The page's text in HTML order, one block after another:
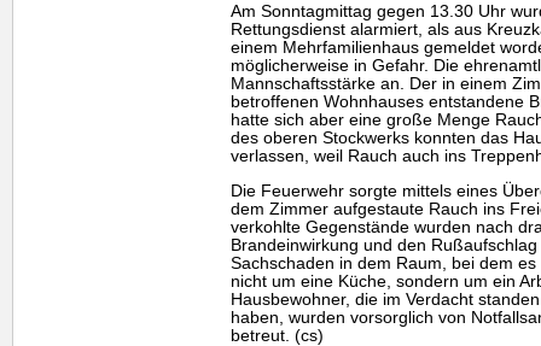
Am Sonntagmittag gegen 13.30 Uhr
Rettungsdienst alarmiert, als aus
einem Mehrfamilienhaus gemeldet
möglicherweise in Gefahr. Die
Mannschaftsstärke an. Der in einem
betroffenen Wohnhauses entstandene
hatte sich aber eine große Menge
des oberen Stockwerks konnten das
verlassen, weil Rauch auch ins
Die Feuerwehr sorgte mittels eines
dem Zimmer aufgestaute Rauch ins
verkohlte Gegenstände wurden nach
Brandeinwirkung und den
Sachschaden in dem Raum, bei dem
nicht um eine Küche, sondern um ein
Hausbewohner, die im Verdacht
haben, wurden vorsorglich von
betreut. (cs)